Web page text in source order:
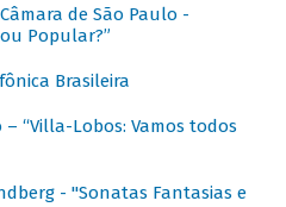
de São Paulo -
Popular?”
Brasileira
“Villa-Lobos: Vamos todos
- "Sonatas Fantasias e